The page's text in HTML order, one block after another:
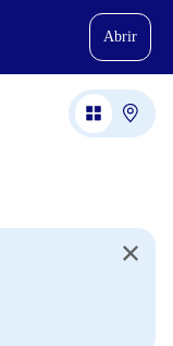
Abrir